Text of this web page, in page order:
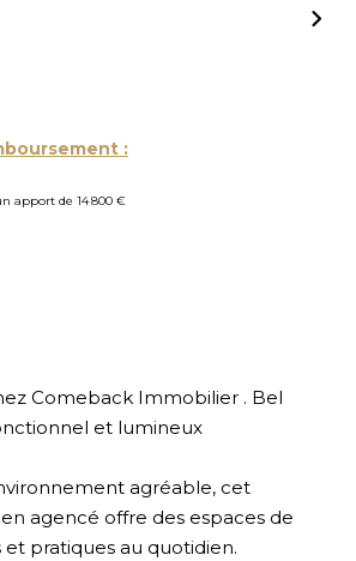
:
apport de 14 800 €
Comeback Immobilier . Bel
et lumineux
agréable, cet
agencé offre des espaces de
pratiques au quotidien.